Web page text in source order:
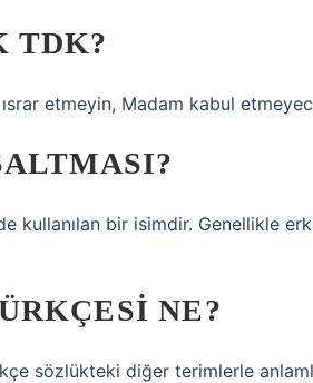
TDK?
etmeyin, Madam kabul
kullanılan bir isimdir. Genellikle
NE?
sözlükteki diğer terimlerle